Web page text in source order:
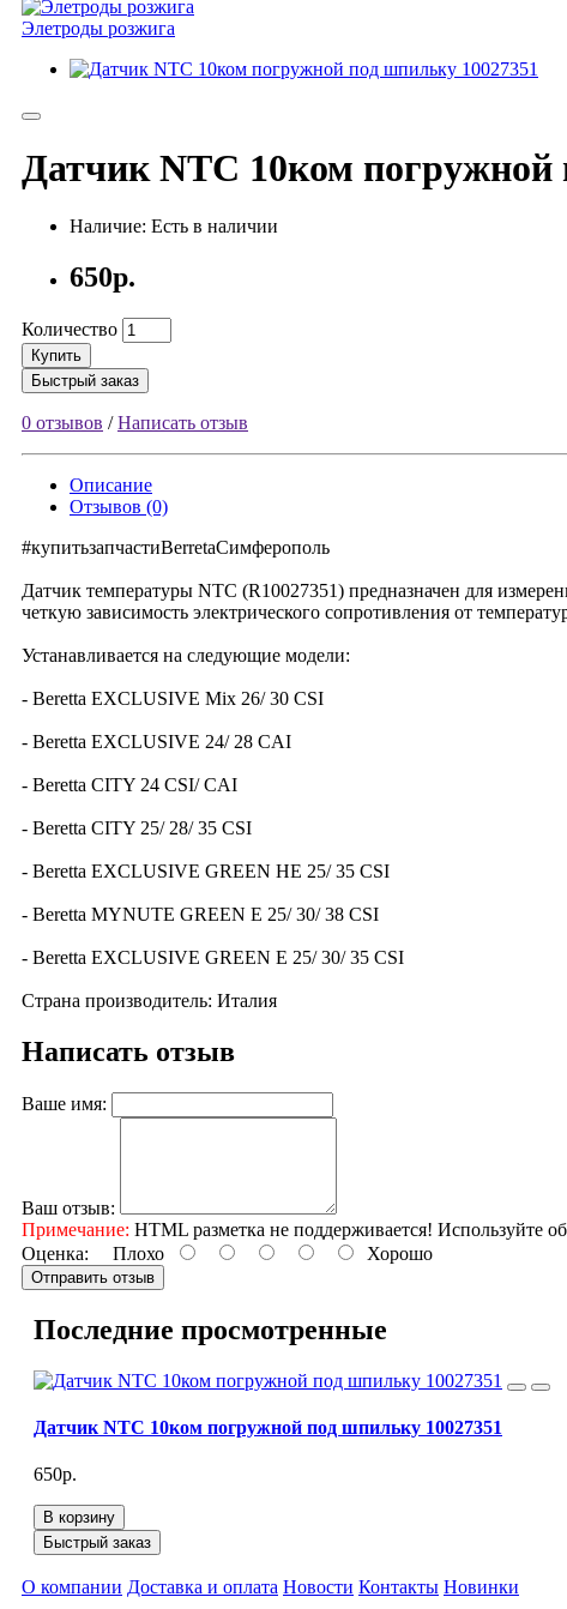
Элетроды розжига
Датчик NTC 10ком погружной
Наличие: Есть в наличии
650р.
Количество
Купить
Быстрый заказ
0 отзывов /Написать отзыв
Описание
Отзывов (0)
#купитьзапчастиBerretaCимферополь
Датчик температуры NTC (R10027351) предназначен для
четкую зависимость электрического сопротивления от
Устанавливается на следующие модели:
- Beretta EXCLUSIVE Mix 26/ 30 CSI
- Beretta EXCLUSIVE 24/ 28 CAI
- Beretta CITY 24 CSI/ CAI
- Beretta CITY 25/ 28/ 35 CSI
- Beretta EXCLUSIVE GREEN HE 25/ 35 CSI
- Beretta MYNUTE GREEN E 25/ 30/ 38 CSI
- Beretta EXCLUSIVE GREEN E 25/ 30/ 35 CSI
Страна производитель: Италия
Написать отзыв
Ваше имя:
Ваш отзыв:
Примечание: HTML разметка не поддерживается! Используйте
Оценка: Плохо Хорошо
Отправить отзыв
Последние просмотренные
Датчик NTC 10ком погружной под шпильку 10027351
650р.
В корзину
Быстрый заказ
О компании Доставка и оплата Новости Контакты Новинки